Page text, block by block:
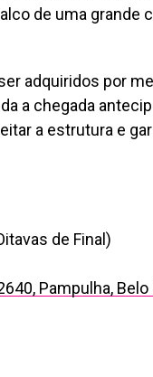
de uma grande
adquiridos por
a chegada
a estrutura e
de Final)
Pampulha,